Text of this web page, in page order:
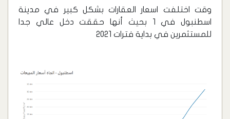
وقت اختلفت اسعار العقارات بشكل كبير في مدينة
اسطنبول في 1 بحيث أنها حققت دخل عالي جدا
للمستثمرين في بداية فترات 2021